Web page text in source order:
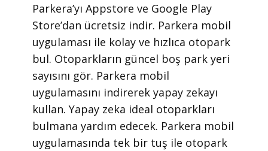
​Parkera’yı Appstore ve Google Play
Store’dan ücretsiz indir. Parkera mobil
uygulaması ile kolay ve hızlıca otopark
bul. Otoparkların güncel boş park yeri
sayısını gör. Parkera mobil
uygulamasını indirerek yapay zekayı
kullan. Yapay zeka ideal otoparkları
bulmana yardım edecek. Parkera mobil
uygulamasında tek bir tuş ile otopark